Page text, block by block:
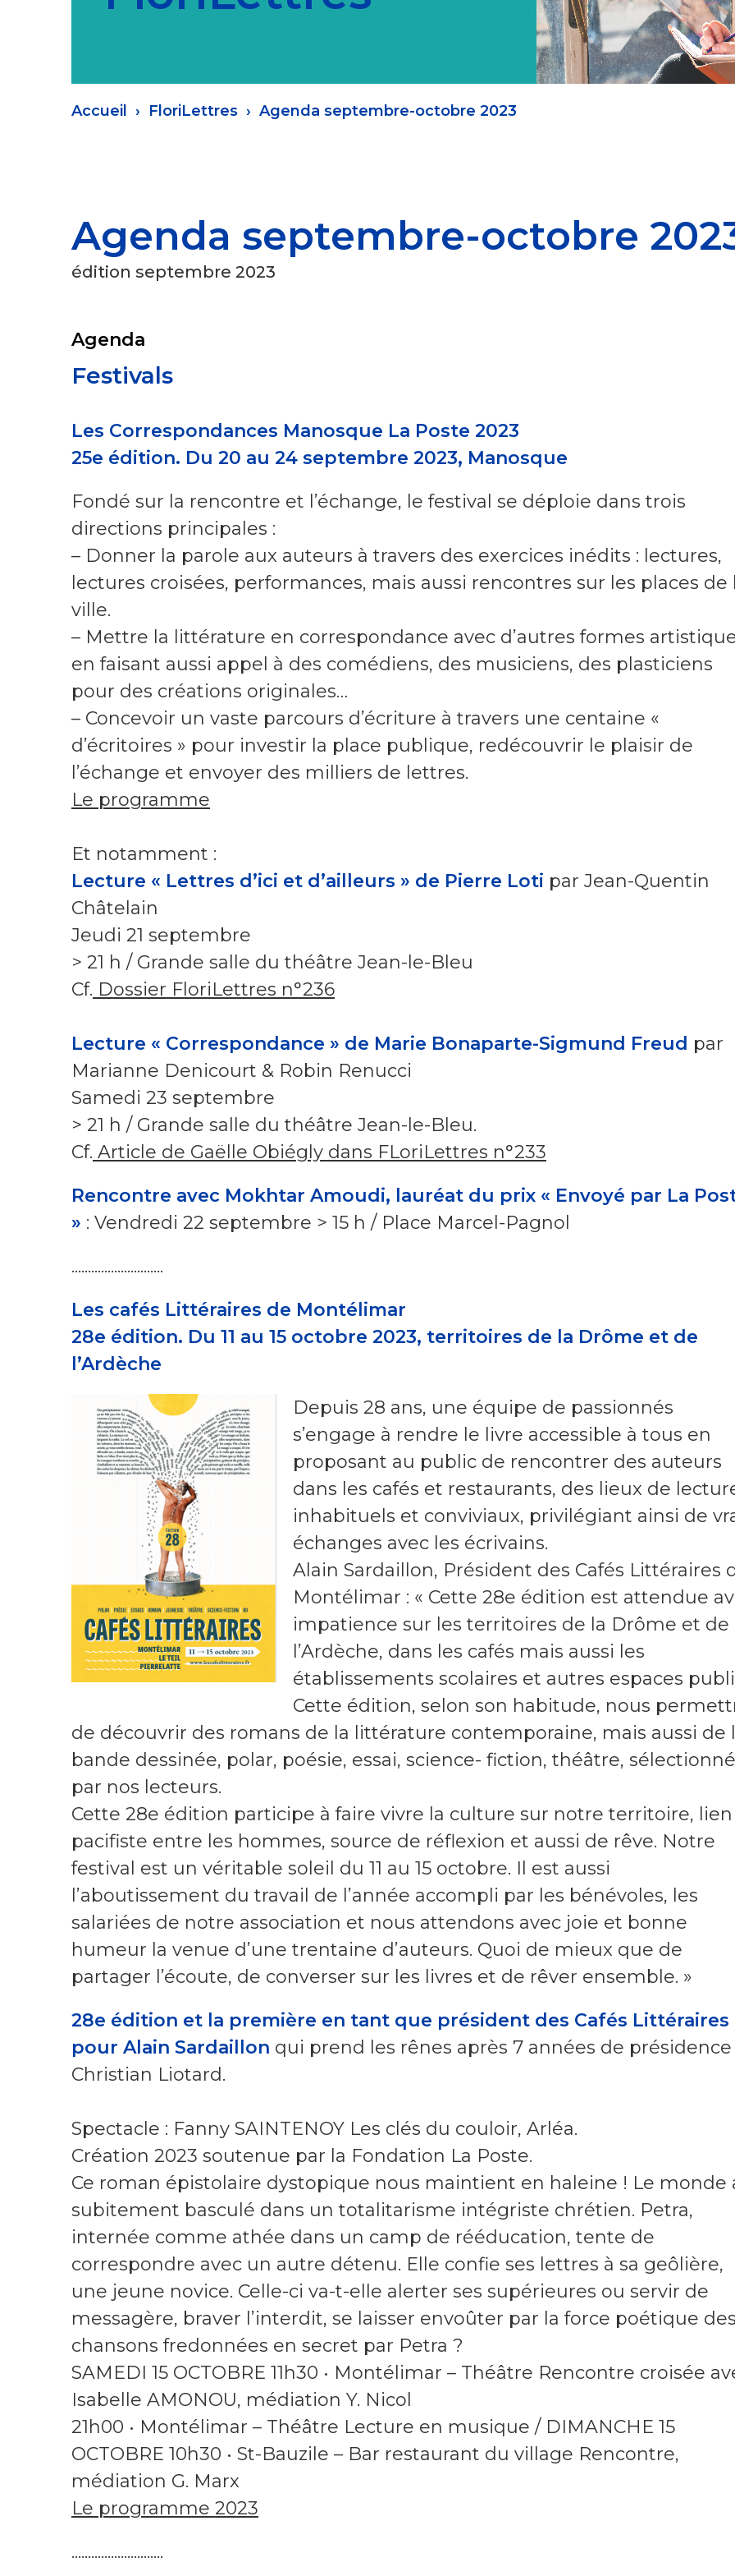
Fil
Accueil FloriLettres Agenda septembre-octobre 2023
Agenda septembre-octobre
édition septembre 2023
Agenda
Festivals
Les Correspondances Manosque La Poste 2023
25e édition. Du 20 au 24 septembre 2023, Manosque
Fondé sur la rencontre et l’échange, le festival se déploie dans trois
directions principales :
– Donner la parole aux auteurs à travers des exercices inédits : lectures,
lectures croisées, performances, mais aussi rencontres sur les places de
ville.
– Mettre la littérature en correspondance avec d’autres formes
en faisant aussi appel à des comédiens, des musiciens, des plasticiens
pour des créations originales…
– Concevoir un vaste parcours d’écriture à travers une centaine «
d’écritoires » pour investir la place publique, redécouvrir le plaisir de
l’échange et envoyer des milliers de lettres.
Le programme
Et notamment :
Lecture « Lettres d’ici et d’ailleurs » de Pierre Loti par Jean-Quentin
Châtelain
Jeudi 21 septembre
> 21 h / Grande salle du théâtre Jean-le-Bleu
Cf. Dossier FloriLettres n°236
Lecture « Correspondance » de Marie Bonaparte-Sigmund Freud par
Marianne Denicourt & Robin Renucci
Samedi 23 septembre
> 21 h / Grande salle du théâtre Jean-le-Bleu.
Cf. Article de Gaëlle Obiégly dans FLoriLettres n°233
Rencontre avec Mokhtar Amoudi, lauréat du prix « Envoyé par La
» : Vendredi 22 septembre > 15 h / Place Marcel-Pagnol
............................
Les cafés Littéraires de Montélimar
28e édition. Du 11 au 15 octobre 2023, territoires de la Drôme et de
l’Ardèche
Depuis 28 ans, une équipe de passionnés
s’engage à rendre le livre accessible à tous en
proposant au public de rencontrer des auteurs
dans les cafés et restaurants, des lieux de
inhabituels et conviviaux, privilégiant ainsi de
échanges avec les écrivains.
Alain Sardaillon, Président des Cafés Littéraires
Montélimar : « Cette 28e édition est attendue
impatience sur les territoires de la Drôme et de
l’Ardèche, dans les cafés mais aussi les
établissements scolaires et autres espaces
Cette édition, selon son habitude, nous
de découvrir des romans de la littérature contemporaine, mais aussi de
bande dessinée, polar, poésie, essai, science- fiction, théâtre,
par nos lecteurs.
Cette 28e édition participe à faire vivre la culture sur notre territoire, lien
pacifiste entre les hommes, source de réflexion et aussi de rêve. Notre
festival est un véritable soleil du 11 au 15 octobre. Il est aussi
l’aboutissement du travail de l’année accompli par les bénévoles, les
salariées de notre association et nous attendons avec joie et bonne
humeur la venue d’une trentaine d’auteurs. Quoi de mieux que de
partager l’écoute, de converser sur les livres et de rêver ensemble. »
28e édition et la première en tant que président des Cafés Littéraires
pour Alain Sardaillon qui prend les rênes après 7 années de
Christian Liotard.
Spectacle : Fanny SAINTENOY Les clés du couloir, Arléa.
Création 2023 soutenue par la Fondation La Poste.
Ce roman épistolaire dystopique nous maintient en haleine ! Le monde
subitement basculé dans un totalitarisme intégriste chrétien. Petra,
internée comme athée dans un camp de rééducation, tente de
correspondre avec un autre détenu. Elle confie ses lettres à sa geôlière,
une jeune novice. Celle-ci va-t-elle alerter ses supérieures ou servir de
messagère, braver l’interdit, se laisser envoûter par la force poétique
chansons fredonnées en secret par Petra ?
SAMEDI 15 OCTOBRE 11h30 • Montélimar – Théâtre Rencontre croisée
Isabelle AMONOU, médiation Y. Nicol
21h00 • Montélimar – Théâtre Lecture en musique / DIMANCHE 15
OCTOBRE 10h30 • St-Bauzile – Bar restaurant du village Rencontre,
médiation G. Marx
Le programme 2023
............................